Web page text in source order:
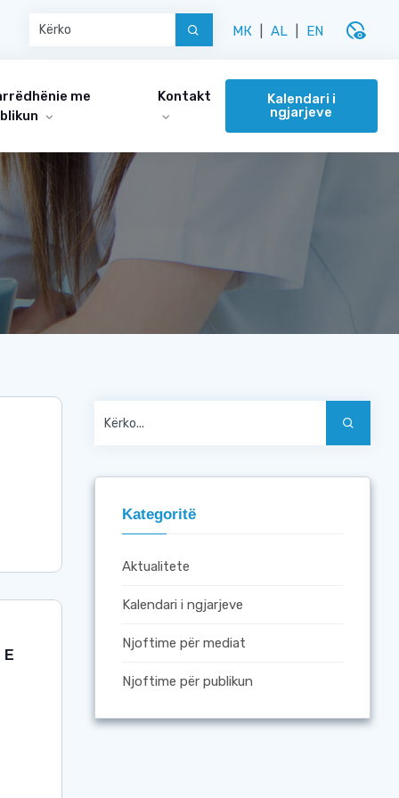
МК AL EN disabled_visible
me
Kontakt
Kalendari i
ngjarjeve
E
Kategoritë
Aktualitete
Kalendari i ngjarjeve
Njoftime për mediat
Njoftime për publikun